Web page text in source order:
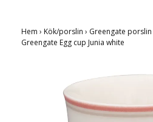
Hem › Kök/porslin › Greengate porslin
Greengate Egg cup Junia white